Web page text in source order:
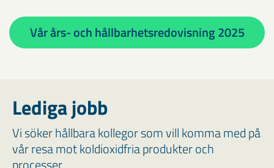
Vår års- och hållbarhetsredovisning 2025
Lediga jobb
Vi söker hållbara kollegor som vill komma med på
vår resa mot koldioxidfria produkter och